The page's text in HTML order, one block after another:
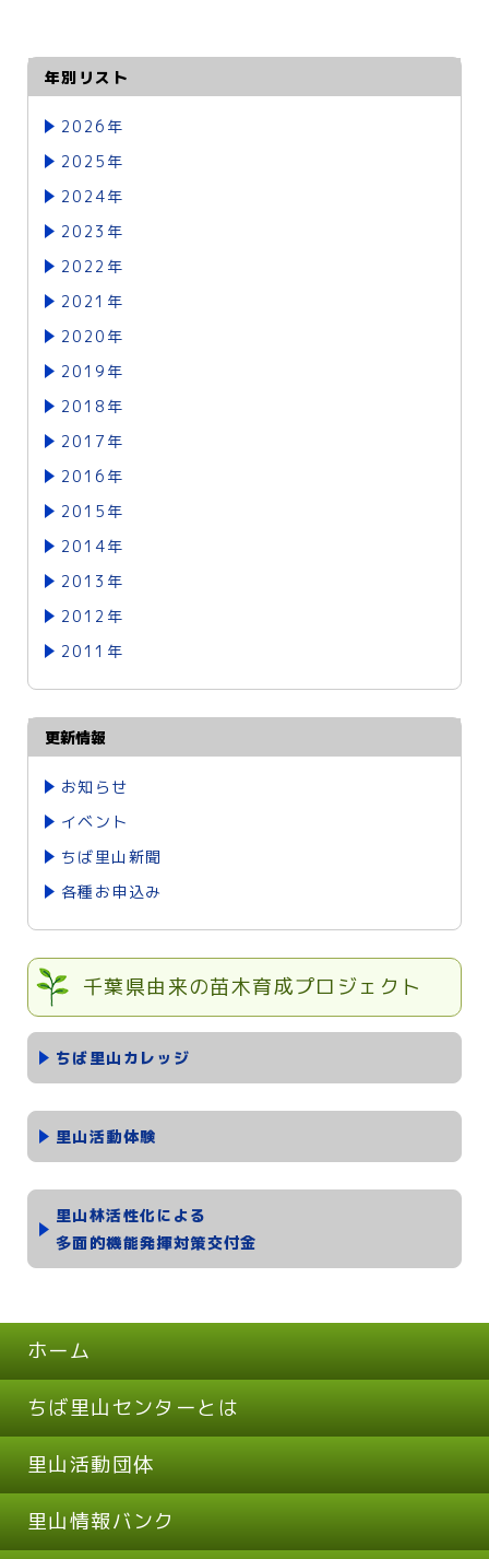
年別リスト
2026年
2025年
2024年
2023年
2022年
2021年
2020年
2019年
2018年
2017年
2016年
2015年
2014年
2013年
2012年
2011年
更新情報
お知らせ
イベント
ちば里山新聞
各種お申込み
千葉県由来の苗木育成プロジェクト
ちば里山カレッジ
里山活動体験
里山林活性化による
多面的機能発揮対策交付金
ホーム
ちば里山センターとは
里山活動団体
里山情報バンク